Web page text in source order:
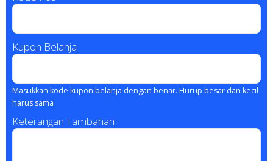
Kupon Belanja
Masukkan kode kupon belanja dengan benar. Hurup besar dan kecil
harus sama
Keterangan Tambahan